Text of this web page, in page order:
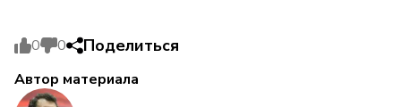
0 0 Поделиться
Автор материала